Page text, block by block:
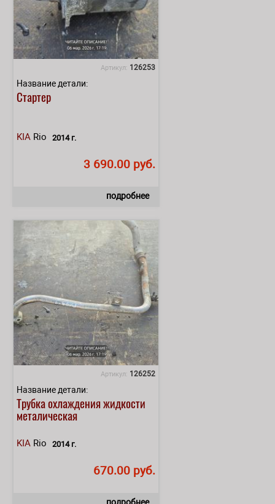
Артикул: 126253
Название детали:
Стартер
KIA Rio 2014 г.
3 690.00 руб.
подробнее
Артикул: 126252
Название детали:
Трубка охлаждения жидкости
металическая
KIA Rio 2014 г.
670.00 руб.
подробнее